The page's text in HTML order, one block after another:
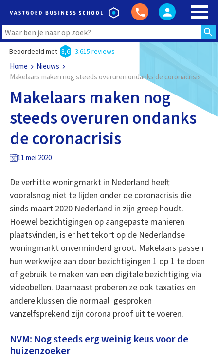
Beoordeeld met 8,6 3.615 reviews
Home
Nieuws
Makelaars maken nog steeds overuren ondanks de coronacrisis
Makelaars maken nog
steeds overuren ondanks
de coronacrisis
11 mei 2020
De verhitte woningmarkt in Nederland heeft
vooralsnog niet te lijden onder de coronacrisis die
sinds maart 2020 Nederland in zijn greep houdt.
Hoewel bezichtigingen op aangepaste manieren
plaatsvinden, is er het tekort op de Nederlandse
woningmarkt onverminderd groot. Makelaars passen
hun werkwijze aan door bezichtigingen 1 op 1 te doen
of gebruik te maken van een digitale bezichtiging via
videobellen. Daarnaast proberen ze ook taxaties en
andere klussen die normaal gesproken
vanzelfsprekend zijn corona proof uit te voeren.
NVM: Nog steeds erg weinig keus voor de
huizenzoeker